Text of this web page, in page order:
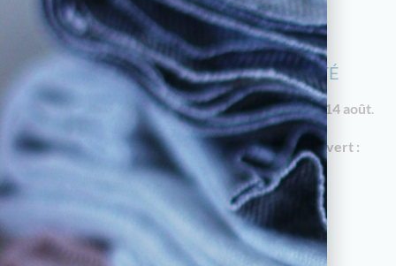
NOTRE BOUTIQUE EN LIGNE EST
ACTUELLEMENT EN CONGÉS D'ÉTÉ
Les commandes reprendront à partir duvendredi 14 août
En attendant, notre magasin à Limoges reste ouvert :
18 av. Garibaldi, 87000 Limoges
Horaires d'été : du mardi au samedi de 10h à
05.55.79.22.49